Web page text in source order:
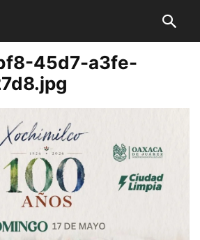
45d7-a3fe-